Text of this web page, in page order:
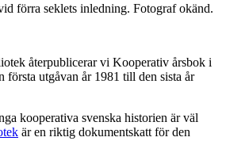
förra seklets inledning. Fotograf okänd.
återpublicerar vi Kooperativ årsbok i
första utgåvan år 1981 till den sista år
kooperativa svenska historien är väl
är en riktig dokumentskatt för den